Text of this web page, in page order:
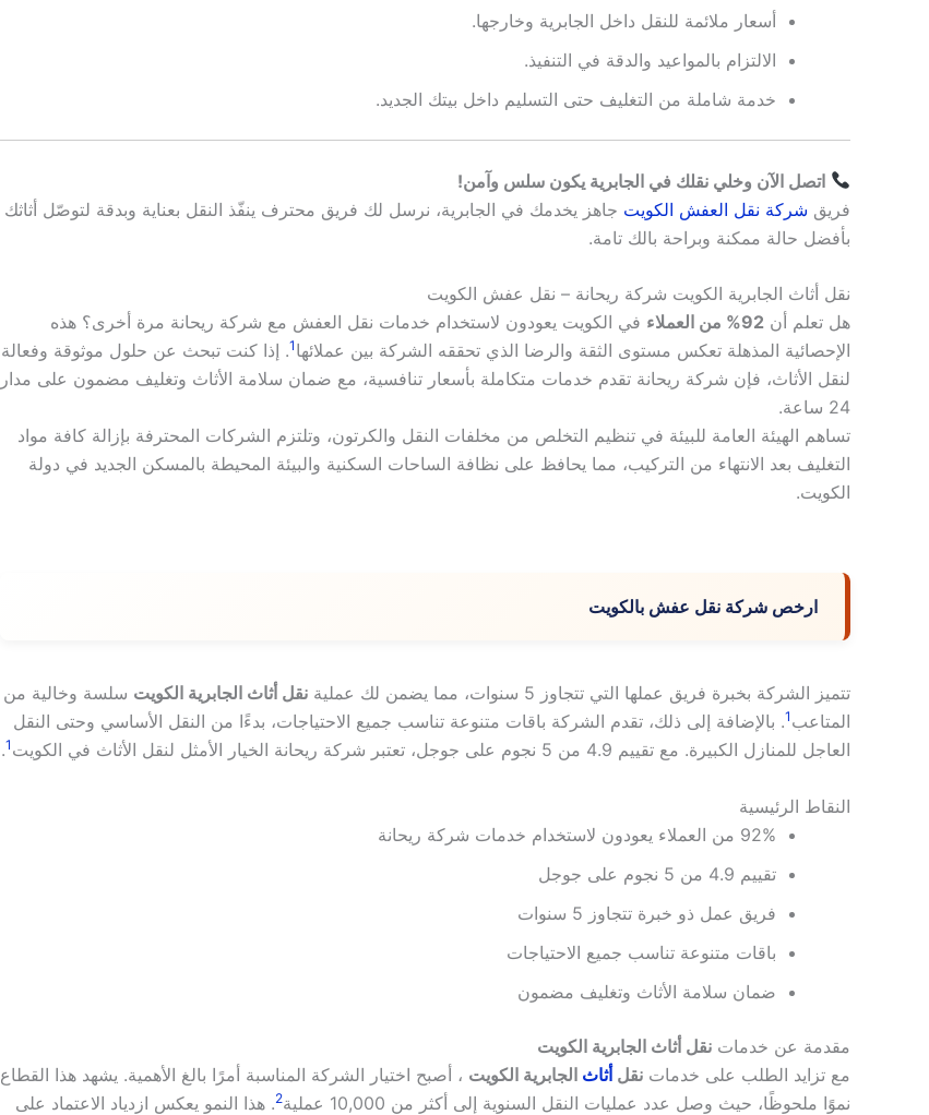
أسعار ملائمة للنقل داخل الجابرية وخارجها.
الالتزام بالمواعيد والدقة في التنفيذ.
خدمة شاملة من التغليف حتى التسليم داخل بيتك الجديد.
اتصل الآن وخلي نقلك في الجابرية يكون سلس وآمن!
فريق شركة نقل العفش الكويت جاهز يخدمك في الجابرية، نرسل لك فريق محترف ينفّذ النقل بعناية وبدقة لتوصّل أثاثك
بأفضل حالة ممكنة وبراحة بالك تامة.
نقل أثاث الجابرية الكويت شركة ريحانة – نقل عفش الكويت
هل تعلم أن 92% من العملاء
في الكويت يعودون لاستخدام خدمات نقل العفش مع شركة ريحانة مرة أخرى؟ هذه
الإحصائية المذهلة تعكس مستوى الثقة والرضا الذي تحققه الشركة بين عملائها 1. إذا كنت تبحث عن حلول موثوقة وفعالة
لنقل الأثاث، فإن شركة ريحانة تقدم خدمات متكاملة بأسعار تنافسية، مع ضمان سلامة الأثاث وتغليف مضمون على مدار
24 ساعة.
تساهم الهيئة العامة للبيئة في تنظيم التخلص من مخلفات النقل والكرتون، وتلتزم الشركات المحترفة بإزالة كافة مواد
التغليف بعد الانتهاء من التركيب، مما يحافظ على نظافة الساحات السكنية والبيئة المحيطة بالمسكن الجديد في دولة
الكويت.
ارخص شركة نقل عفش بالكويت
تتميز الشركة بخبرة فريق عملها التي تتجاوز 5 سنوات، مما يضمن لك عملية نقل أثاث الجابرية الكويت سلسة وخالية من
المتاعب 1. بالإضافة إلى ذلك، تقدم الشركة باقات متنوعة تناسب جميع الاحتياجات، بدءًا من النقل الأساسي وحتى النقل
العاجل للمنازل الكبيرة. مع تقييم 4.9 من 5 نجوم على جوجل، تعتبر شركة ريحانة الخيار الأمثل لنقل الأثاث في الكويت
1
.
النقاط الرئيسية
92% من العملاء يعودون لاستخدام خدمات شركة ريحانة
تقييم 4.9 من 5 نجوم على جوجل
فريق عمل ذو خبرة تتجاوز 5 سنوات
باقات متنوعة تناسب جميع الاحتياجات
ضمان سلامة الأثاث وتغليف مضمون
مقدمة عن خدمات نقل أثاث الجابرية الكويت
مع تزايد الطلب على خدمات نقلأثاث الجابرية الكويت ، أصبح اختيار الشركة المناسبة أمرًا بالغ الأهمية. يشهد هذا القطاع
نموًا ملحوظًا، حيث وصل عدد عمليات النقل السنوية إلى أكثر من 10,000 عملية
2. هذا النمو يعكس ازدياد الاعتماد على